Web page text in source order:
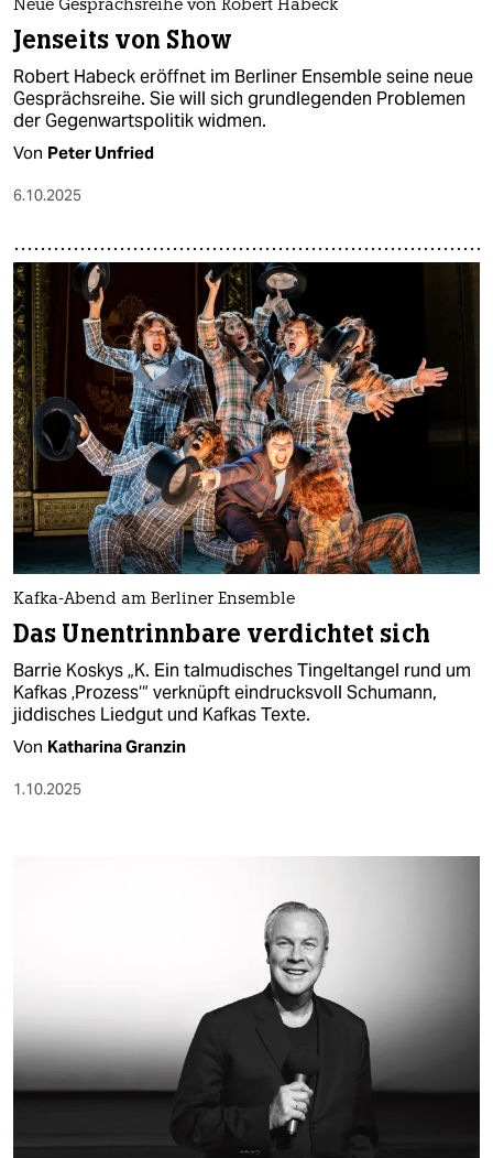
Neue Gesprächsreihe von Robert Habeck
Jenseits von Show
Robert Habeck eröffnet im Berliner Ensemble seine neue
Gesprächsreihe. Sie will sich grundlegenden Problemen
der Gegenwartspolitik widmen.
Von Peter Unfried
6.10.2025
Kafka-Abend am Berliner Ensemble
Das Unentrinnbare verdichtet sich
Barrie Koskys „K. Ein talmudisches Tingeltangel rund um
Kafkas ‚Prozess‘“ verknüpft eindrucksvoll Schumann,
jiddisches Liedgut und Kafkas Texte.
Von Katharina Granzin
1.10.2025